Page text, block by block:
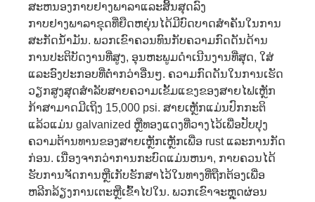
ສະຫນອງກາບຢາງພາລາແລະສິ້ນສຸດລົງ
ກາບຢາງພາລາຂຸດທີ່ຍືດຫຍຸ່ນໄດ້ມີບົດບາດສໍາຄັນໃນການ
ສະກັດນ້ໍາມັນ. ພວກເຂົາຄວນທົນກັບຄວາມກົດດັນດ້ານ
ການປະຕິບັດງານທີ່ສູງ, ອຸນຫະພູມດໍາເນີນງານທີ່ສຸດ, ໃສ່
ແລະອົງປະກອບທີ່ຕໍ່າກວ່າອື່ນໆ. ຄວາມກົດດັນໃນການເຮັດ
ວຽກສູງສຸດສໍາລັບສາຍຄວາມເຂັ້ມແຂງຂອງສາຍໄຟເຫຼັກ
ກ້າສາມາດມີເຖິງ 15,000 psi. ສາຍເຫຼັກແມ່ນປົກກະຕິ
ແລ້ວແມ່ນ galvanized ຫຼືທອງແດງທີ່ວາງໄວ້ເພື່ອປັບປຸງ
ຄວາມຕ້ານທານຂອງສາຍເຫຼັກເຫຼັກເພື່ອ rust ແລະການກັດ
ກ່ອນ. ເນື່ອງຈາກວ່າການກະບົດແມ່ນຫນາ, ກາບຄວນໄດ້
ຮັບການຈັດການຫຼືເກັບຮັກສາໄວ້ໃນທາງທີ່ຖືກຕ້ອງເພື່ອ
ຫລີກລ້ຽງການເຕະຫຼືເຂົ້າໄປໃນ. ພວກເຂົາຈະຫຼຸດຜ່ອນ